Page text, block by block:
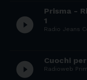
play_circle_filled
Prisma -
1
Radio Jeans
play_circle_filled Cuochi
Radioweb